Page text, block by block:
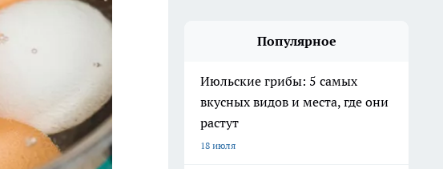
Популярное
Июльские грибы: 5 самых
вкусных видов и места, где они
растут
18 июля